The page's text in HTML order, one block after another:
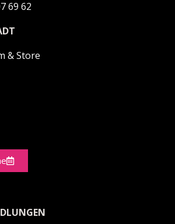
69 62
& Store